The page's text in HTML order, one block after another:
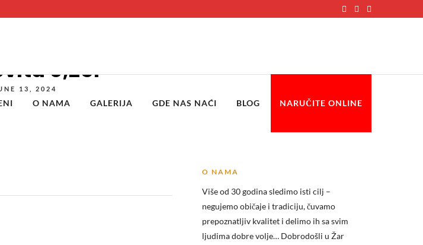
O NAMA GALERIJA GDE NAS NAĆI BLOG NARUČITE ONLINE
0,25l
13, 2024
O NAMA
Više od 30 godina sledimo isti cilj –
negujemo običaje i tradiciju, čuvamo
prepoznatljiv kvalitet i delimo ih sa svim
ljudima dobre volje… Dobrodošli uŽar